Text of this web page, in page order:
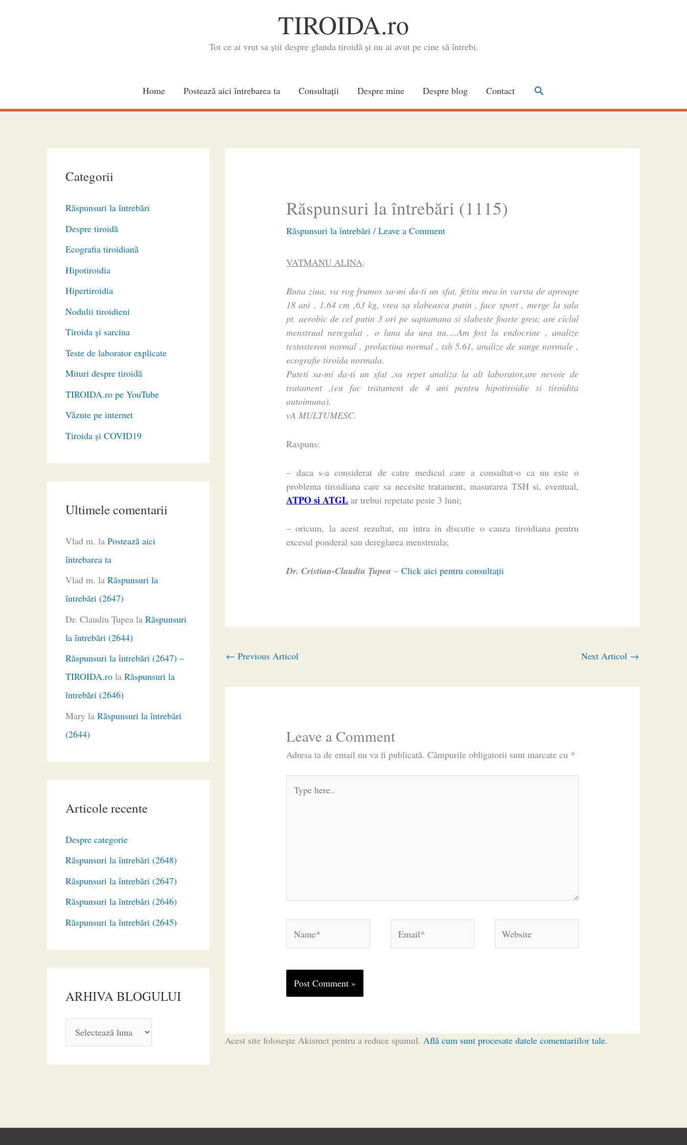
TIROIDA.ro
Tot ce ai vrut sa știi despre glanda tiroidă și nu ai avut pe cine să întrebi.
Home Postează aici întrebarea ta Consultaţii Despre mine Despre blog Contact Search
Categorii
Răspunsuri la întrebări
Despre tiroidă
Ecografia tiroidiană
Hipotiroidia
Hipertiroidia
Nodulii tiroidieni
Tiroida și sarcina
Teste de laborator explicate
Mituri despre tiroidă
TIROIDA.ro pe YouTube
Văzute pe internet
Tiroida și COVID19
Ultimele comentarii
Vlad m. la Postează aici
întrebarea ta
Vlad m. la Răspunsuri la
întrebări (2647)
Dr. Claudiu Ţupea la Răspunsuri
la întrebări (2644)
Răspunsuri la întrebări (2647) –
TIROIDA.ro la Răspunsuri la
întrebări (2646)
Mary la Răspunsuri la întrebări
(2644)
Articole recente
Despre categorie
Răspunsuri la întrebări (2648)
Răspunsuri la întrebări (2647)
Răspunsuri la întrebări (2646)
Răspunsuri la întrebări (2645)
ARHIVA BLOGULUI
R
H
Răspunsuri la întrebări (1115)
Răspunsuri la întrebări /Leave a Comment
VATMANU ALINA:
Buna ziua, va rog frumos sa-mi da-ti un sfat, fetita mea in varsta de aproape
18 ani , 1.64 cm ,63 kg, vrea sa slabeasca putin , face sport , merge la sala
pt. aerobic de cel putin 3 ori pe saptamana si slabeste foarte greu; are ciclul
menstrual neregulat , o luna da una nu….Am fost la endocrine , analize
testosteron normal , prolactina normal , tsh 5.61, analize de sange normale ,
ecografie tiroida normala.
Puteti sa-mi da-ti un sfat ,sa repet analiza la alt laborator,are nevoie de
tratament ,(eu fac tratament de 4 ani pentru hipotiroidie si tiroidita
autoimuna).
vA MULTUMESC.
Raspuns:
– daca s-a considerat de catre medicul care a consultat-o ca nu este o
problema tiroidiana care sa necesite tratament, masurarea TSH si, eventual,
ATPO si ATGL ar trebui repetate peste 3 luni;
– oricum, la acest rezultat, nu intra in discutie o cauza tiroidiana pentru
excesul ponderal sau dereglarea menstruala;
Dr. Cristian-Claudiu Ţupea –Click aici pentru consultaţii
← Previous Articol Next Articol →
Leave a Comment
Adresa ta de email nu va fi publicată. Câmpurile obligatorii sunt marcate cu *
here..
Acest site folosește Akismet pentru a reduce spamul. Află cum sunt procesate datele comentariilor tale.